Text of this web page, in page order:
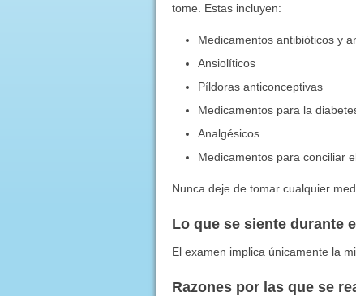
tome. Estas incluyen:
Medicamentos antibióticos y
Ansiolíticos
Píldoras anticonceptivas
Medicamentos para la
Analgésicos
Medicamentos para conciliar
Nunca deje de tomar cualquier
Lo que se siente durante
El examen implica únicamente la
Razones por las que se